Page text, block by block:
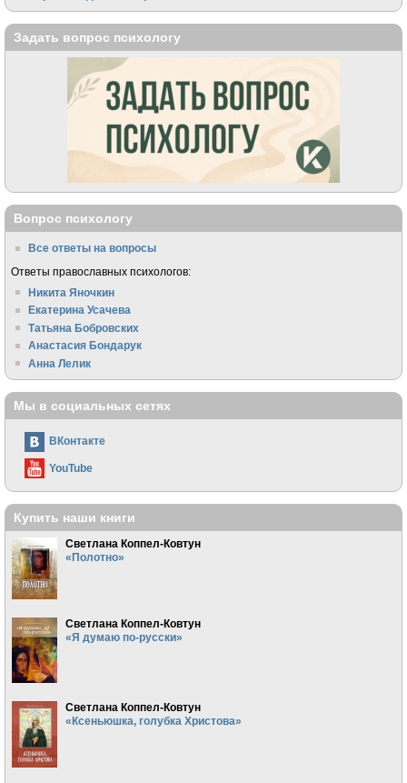
Задать вопрос психологу
Вопрос психологу
Все ответы на вопросы
Ответы православных психологов:
Никита Яночкин
Екатерина Усачева
Татьяна Бобровских
Анастасия Бондарук
Анна Лелик
Мы в социальных сетях
ВКонтакте
YouTube
Купить наши книги
Светлана Коппел-Ковтун
«Полотно»
Светлана Коппел-Ковтун
«Я думаю по-русски»
Светлана Коппел-Ковтун
«Ксеньюшка, голубка Христова»